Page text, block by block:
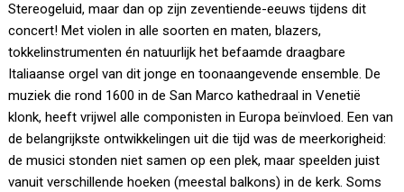
Stereogeluid, maar dan op zijn zeventiende-eeuws tijdens dit
concert! Met violen in alle soorten en maten, blazers,
tokkelinstrumenten én natuurlijk het befaamde draagbare
Italiaanse orgel van dit jonge en toonaangevende ensemble. De
muziek die rond 1600 in de San Marco kathedraal in Venetië
klonk, heeft vrijwel alle componisten in Europa beïnvloed. Een van
de belangrijkste ontwikkelingen uit die tijd was de meerkorigheid:
de musici stonden niet samen op een plek, maar speelden juist
vanuit verschillende hoeken (meestal balkons) in de kerk. Soms